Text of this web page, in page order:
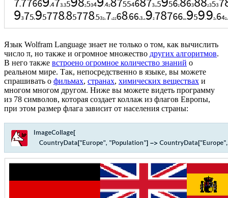
Язык Wolfram Language знает не только о том, как вычислить
число π, но также и огромное множество других алгоритмов.
В него также встроено огромное количество знаний о
реальном мире. Так, непосредственно в языке, вы можете
спрашивать о фильмах, странах, химических веществах и
многом многом другом. Ниже вы можете видеть программу
из 78 символов, которая создает коллаж из флагов Европы,
при этом размер флага зависит от населения страны: